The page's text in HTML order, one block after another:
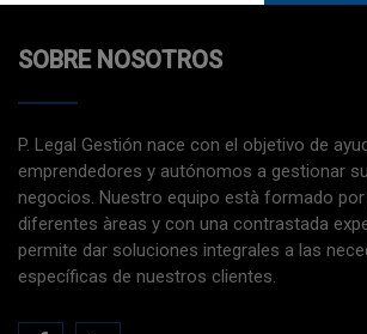
SOBRE NOSOTROS
P. Legal Gestión nace con el objetivo de
emprendedores y autónomos a gestionar
negocios. Nuestro equipo està formado
diferentes àreas y con una contrastada
permite dar soluciones integrales a las
específicas de nuestros clientes.